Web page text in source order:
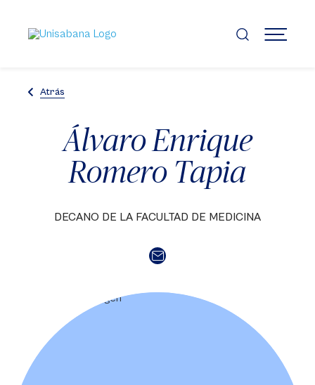
contenido
principal
MENÚ
Atrás
Álvaro Enrique
Romero Tapia
DECANO DE LA FACULTAD DE MEDICINA